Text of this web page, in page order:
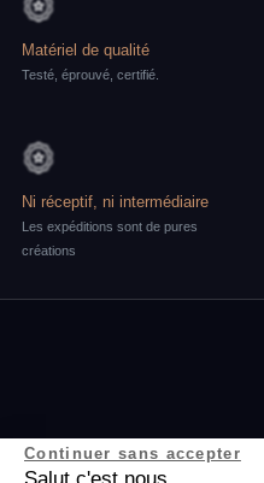
Matériel de qualité
Testé, éprouvé, certifié.
Ni réceptif, ni intermédiaire
Les expéditions sont de pures
créations
Continuer sans accepter
Salut c'est nous...